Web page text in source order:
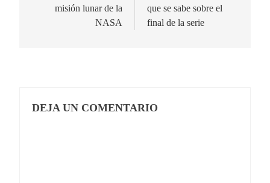
misión lunar de la
NASA
que se sabe sobre el
final de la serie
DEJA UN COMENTARIO